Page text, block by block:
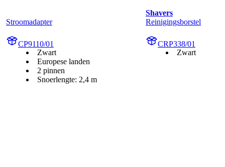
Stroomadapter
CP9110/01
Zwart
Europese landen
2 pinnen
Snoerlengte: 2,4 m
Shavers
Reinigingsborstel
CRP338/01
Zwart